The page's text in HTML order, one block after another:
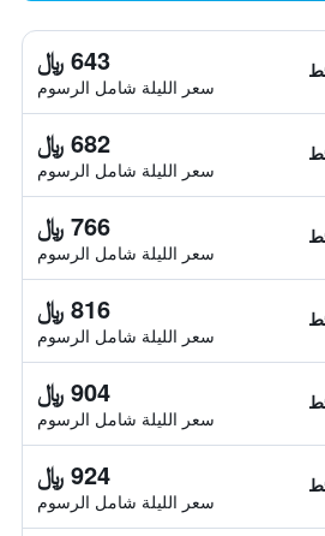
643 ﷼
سعر الليلة شامل الرسوم
682 ﷼
سعر الليلة شامل الرسوم
766 ﷼
سعر الليلة شامل الرسوم
816 ﷼
سعر الليلة شامل الرسوم
904 ﷼
سعر الليلة شامل الرسوم
924 ﷼
سعر الليلة شامل الرسوم